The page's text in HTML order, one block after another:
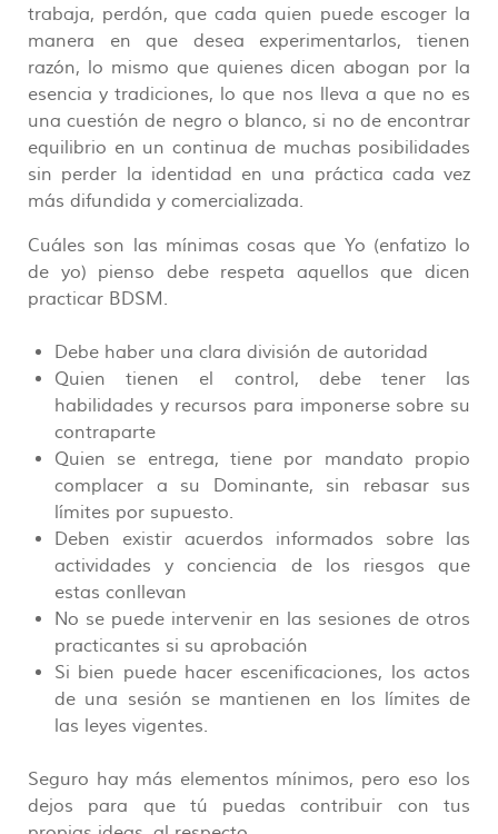
trabaja, perdón, que cada quien puede escoger la
manera en que desea experimentarlos, tienen
razón, lo mismo que quienes dicen abogan por la
esencia y tradiciones, lo que nos lleva a que no es
una cuestión de negro o blanco, si no de encontrar
equilibrio en un continua de muchas posibilidades
sin perder la identidad en una práctica cada vez
más difundida y comercializada.
Cuáles son las mínimas cosas que Yo (enfatizo lo
de yo) pienso debe respeta aquellos que dicen
practicar BDSM.
Debe haber una clara división de autoridad
Quien tienen el control, debe tener las
habilidades y recursos para imponerse sobre su
contraparte
Quien se entrega, tiene por mandato propio
complacer a su Dominante, sin rebasar sus
límites por supuesto.
Deben existir acuerdos informados sobre las
actividades y conciencia de los riesgos que
estas conllevan
No se puede intervenir en las sesiones de otros
practicantes si su aprobación
Si bien puede hacer escenificaciones, los actos
de una sesión se mantienen en los límites de
las leyes vigentes.
Seguro hay más elementos mínimos, pero eso los
dejos para que tú puedas contribuir con tus